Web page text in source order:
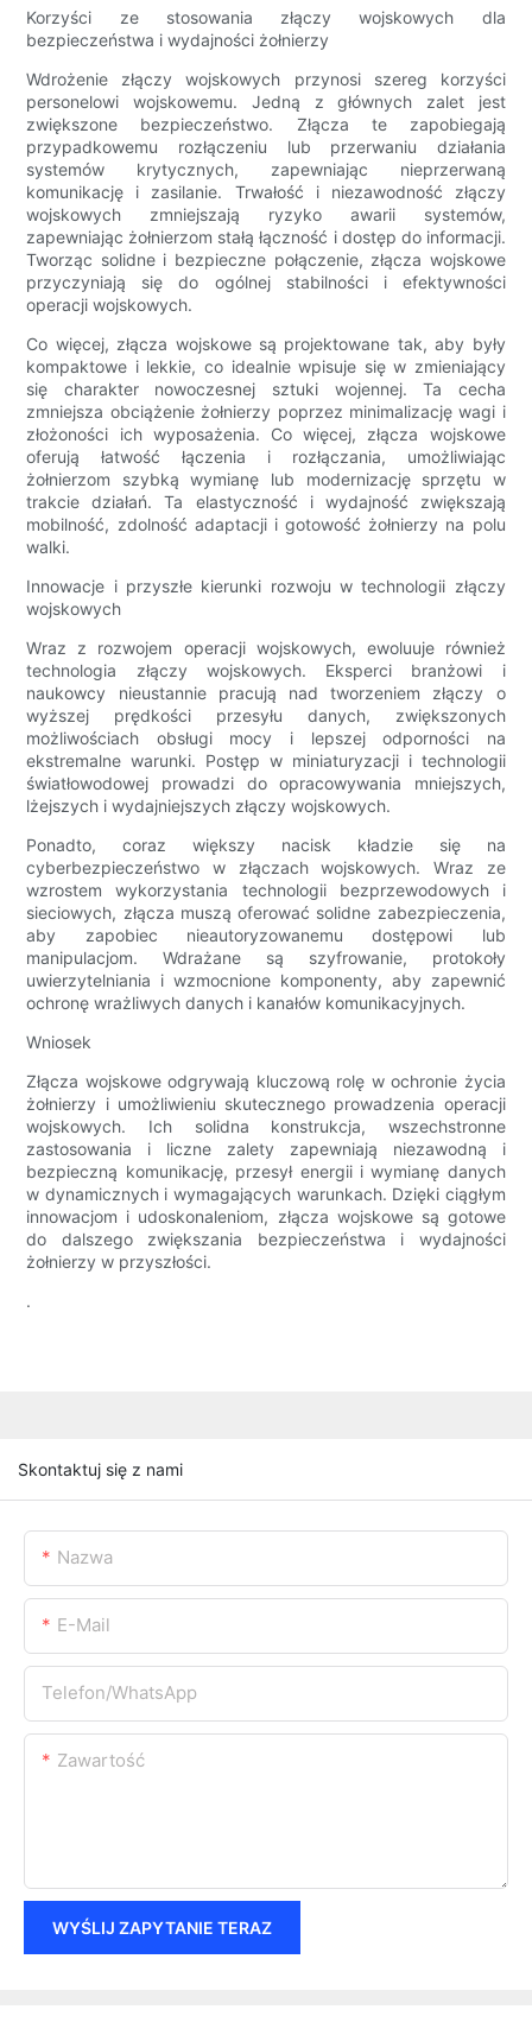
Korzyści ze stosowania złączy wojskowych dla
bezpieczeństwa i wydajności żołnierzy
Wdrożenie złączy wojskowych przynosi szereg korzyści
personelowi wojskowemu. Jedną z głównych zalet jest
zwiększone bezpieczeństwo. Złącza te zapobiegają
przypadkowemu rozłączeniu lub przerwaniu działania
systemów krytycznych, zapewniając nieprzerwaną
komunikację i zasilanie. Trwałość i niezawodność złączy
wojskowych zmniejszają ryzyko awarii systemów,
zapewniając żołnierzom stałą łączność i dostęp do informacji.
Tworząc solidne i bezpieczne połączenie, złącza wojskowe
przyczyniają się do ogólnej stabilności i efektywności
operacji wojskowych.
Co więcej, złącza wojskowe są projektowane tak, aby były
kompaktowe i lekkie, co idealnie wpisuje się w zmieniający
się charakter nowoczesnej sztuki wojennej. Ta cecha
zmniejsza obciążenie żołnierzy poprzez minimalizację wagi i
złożoności ich wyposażenia. Co więcej, złącza wojskowe
oferują łatwość łączenia i rozłączania, umożliwiając
żołnierzom szybką wymianę lub modernizację sprzętu w
trakcie działań. Ta elastyczność i wydajność zwiększają
mobilność, zdolność adaptacji i gotowość żołnierzy na polu
walki.
Innowacje i przyszłe kierunki rozwoju w technologii złączy
wojskowych
Wraz z rozwojem operacji wojskowych, ewoluuje również
technologia złączy wojskowych. Eksperci branżowi i
naukowcy nieustannie pracują nad tworzeniem złączy o
wyższej prędkości przesyłu danych, zwiększonych
możliwościach obsługi mocy i lepszej odporności na
ekstremalne warunki. Postęp w miniaturyzacji i technologii
światłowodowej prowadzi do opracowywania mniejszych,
lżejszych i wydajniejszych złączy wojskowych.
Ponadto, coraz większy nacisk kładzie się na
cyberbezpieczeństwo w złączach wojskowych. Wraz ze
wzrostem wykorzystania technologii bezprzewodowych i
sieciowych, złącza muszą oferować solidne zabezpieczenia,
aby zapobiec nieautoryzowanemu dostępowi lub
manipulacjom. Wdrażane są szyfrowanie, protokoły
uwierzytelniania i wzmocnione komponenty, aby zapewnić
ochronę wrażliwych danych i kanałów komunikacyjnych.
Wniosek
Złącza wojskowe odgrywają kluczową rolę w ochronie życia
żołnierzy i umożliwieniu skutecznego prowadzenia operacji
wojskowych. Ich solidna konstrukcja, wszechstronne
zastosowania i liczne zalety zapewniają niezawodną i
bezpieczną komunikację, przesył energii i wymianę danych
w dynamicznych i wymagających warunkach. Dzięki ciągłym
innowacjom i udoskonaleniom, złącza wojskowe są gotowe
do dalszego zwiększania bezpieczeństwa i wydajności
żołnierzy w przyszłości.
.
Skontaktuj się z nami
Nazwa
E-Mail
Telefon/WhatsApp
Zawartość
WYŚLIJ ZAPYTANIE TERAZ